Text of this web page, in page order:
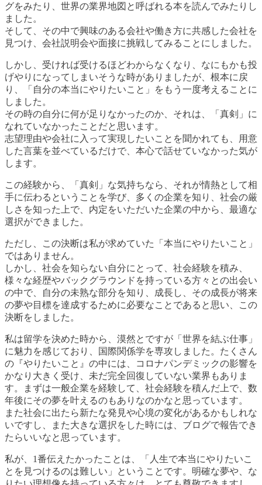
グをみたり、世界の業界地図と呼ばれる本を読んでみたりし
ました。
そして、その中で興味のある会社や働き方に共感した会社を
見つけ、会社説明会や面接に挑戦してみることにしました。
しかし、受ければ受けるほどわからなくなり、なにもかも投
げやりになってしまいそうな時がありましたが、根本に戻
り、「自分の本当にやりたいこと」をもう一度考えることに
しました。
その時の自分に何が足りなかったのか、それは、「真剣」に
なれていなかったことだと思います。
志望理由や会社に入って実現したいことを聞かれても、用意
した言葉を並べているだけで、本心で話せていなかった気が
します。
この経験から、「真剣」な気持ちなら、それが情熱として相
手に伝わるということを学び、多くの企業を知り、社会の厳
しさを知った上で、内定をいただいた企業の中から、最適な
選択ができました。
ただし、この決断は私が求めていた「本当にやりたいこと」
ではありません。
しかし、社会を知らない自分にとって、社会経験を積み、
様々な経歴やバックグラウンドを持っている方々との出会い
の中で、自分の未熟な部分を知り、成長し、その成長が将来
の夢や目標を達成するために必要なことであると思い、この
決断をしました。
私は留学を決めた時から、漠然とですが「世界を結ぶ仕事」
に魅力を感じており、国際関係学を専攻しました。たくさん
の『やりたいこと』の中には、コロナパンデミックの影響を
かなり大きく受け、未だ完全回復していない業界もありま
す。まずは一般企業を経験して、社会経験を積んだ上で、数
年後にその夢を叶えるのもありなのかなと思っています。
また社会に出たら新たな発見や心境の変化があるかもしれな
いですし、また大きな選択をした時には、ブログで報告でき
たらいいなと思っています。
私が、1番伝えたかったことは、「人生で本当にやりたいこ
とを見つけるのは難しい」ということです。明確な夢や、な